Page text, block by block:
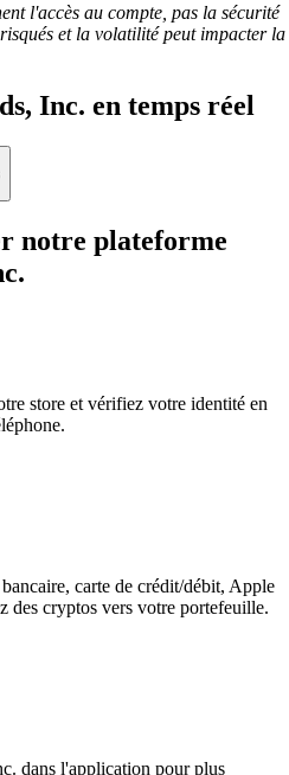
l'accès au compte, pas la sécurité
et la volatilité peut impacter la
Inc. en temps réel
notre plateforme
store et vérifiez votre identité en
carte de crédit/débit, Apple
des cryptos vers votre portefeuille.
dans l'application pour plus